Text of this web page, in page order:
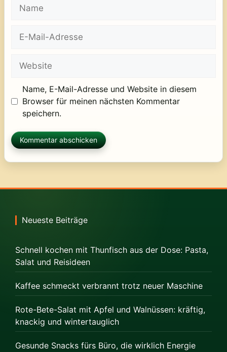
Name
Mail-
Website
Name, E-Mail-Adresse und Website in diesem
Browser für meinen nächsten Kommentar
speichern.
Neueste Beiträge
Schnell kochen mit Thunfisch aus der Dose: Pasta,
Salat und Reisideen
Kaffee schmeckt verbrannt trotz neuer Maschine
Rote-Bete-Salat mit Apfel und Walnüssen: kräftig,
knackig und wintertauglich
Gesunde Snacks fürs Büro, die wirklich Energie